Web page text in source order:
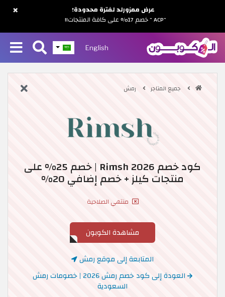
English
جميع المتاجر رمش
كود خصم Rimsh 2026 | خصم 25% على
منتجات كيلز + خصم إضافي 20%
منتهي الصلاحية
مشاهدة الكوبون
المتابعة إلى موقع رمش
العودة إلى كود خصم رمش 2026 | خصومات رمش
السعودية
×
عرض ممزورلد لفترة محدودة!
"ACP " خصم 17% على كافة المنتجات!!